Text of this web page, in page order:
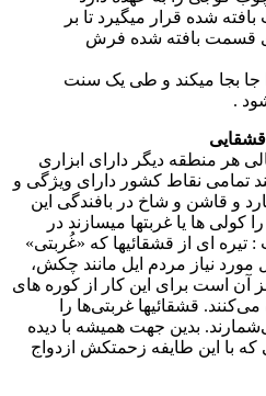
شده قرار میگیرد تا بر
قسمت بافته شده فرش
بجا میکند و طی یک سنت
.
قشقایی
هر منطقه دیگر دارای ابزاری
تمامی نقاط کشور دارای ویژگی و
و قاشن و شاخ در بافندگی این
کولی ها یا غربتها میسازند در
ای از قشقائیها که «غُربتی»
مورد نیاز مردم ایل مانند چکش،
آن است برای این کار از کوره های
قشقائیها غربتی‌ها را
بدین جهت همیشه با دیده
که با این طایفه زحمتکش ازدواج